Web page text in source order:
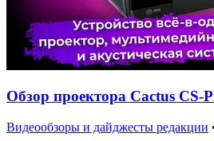
Обзор проектора Cactus CS-
Видеообзоры и дайджесты редакции